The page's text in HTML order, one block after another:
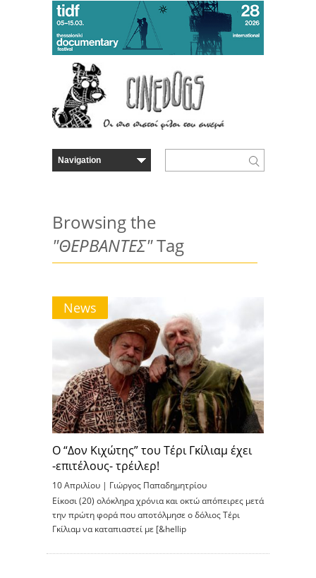
Browsing the
"ΘΕΡΒΑΝΤΕΣ"Tag
News
Ο “Δον Κιχώτης” του Τέρι Γκίλιαμ έχει
-επιτέλους- τρέιλερ!
10 Απριλίου | Γιώργος Παπαδημητρίου
Είκοσι (20) ολόκληρα χρόνια και οκτώ απόπειρες μετά
την πρώτη φορά που αποτόλμησε ο δόλιος Τέρι
Γκίλιαμ να καταπιαστεί με [&hellip